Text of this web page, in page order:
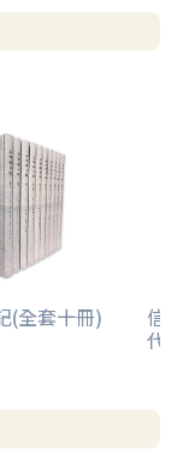
(全套十冊) 信
代